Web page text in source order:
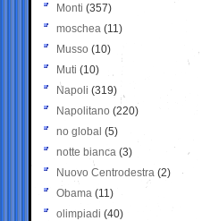
Monti (357)
moschea (11)
Musso (10)
Muti (10)
Napoli (319)
Napolitano (220)
no global (5)
notte bianca (3)
Nuovo Centrodestra (2)
Obama (11)
olimpiadi (40)